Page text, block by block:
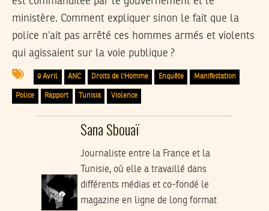
ministère. Comment expliquer sinon le fait que la
police n’ait pas arrêté ces hommes armés et violents
qui agissaient sur la voie publique ?
9 Avril ANC Droits de l'Homme Enquête Manifestation
Police Rapport Tunisia Violence
Sana Sbouaï
Journaliste entre la France et la
Tunisie, où elle a travaillé dans
différents médias et co-fondé le
magazine en ligne de long format